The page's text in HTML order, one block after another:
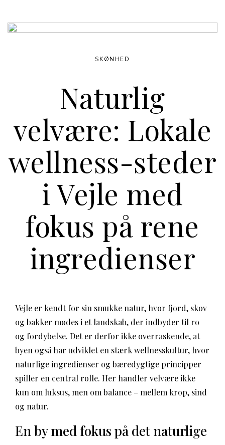
Naturlig
velvære: Lokale
wellness-steder
i Vejle med
fokus på rene
ingredienser
SKØNHED
Vejle er kendt for sin smukke natur, hvor fjord, skov
og bakker mødes i et landskab, der indbyder til ro
og fordybelse. Det er derfor ikke overraskende, at
byen også har udviklet en stærk wellnesskultur, hvor
naturlige ingredienser og bæredygtige principper
spiller en central rolle. Her handler velvære ikke
kun om luksus, men om balance – mellem krop, sind
og natur.
En by med fokus på det naturlige